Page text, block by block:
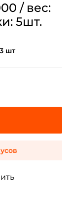
/ вес:
5шт.
3 шт